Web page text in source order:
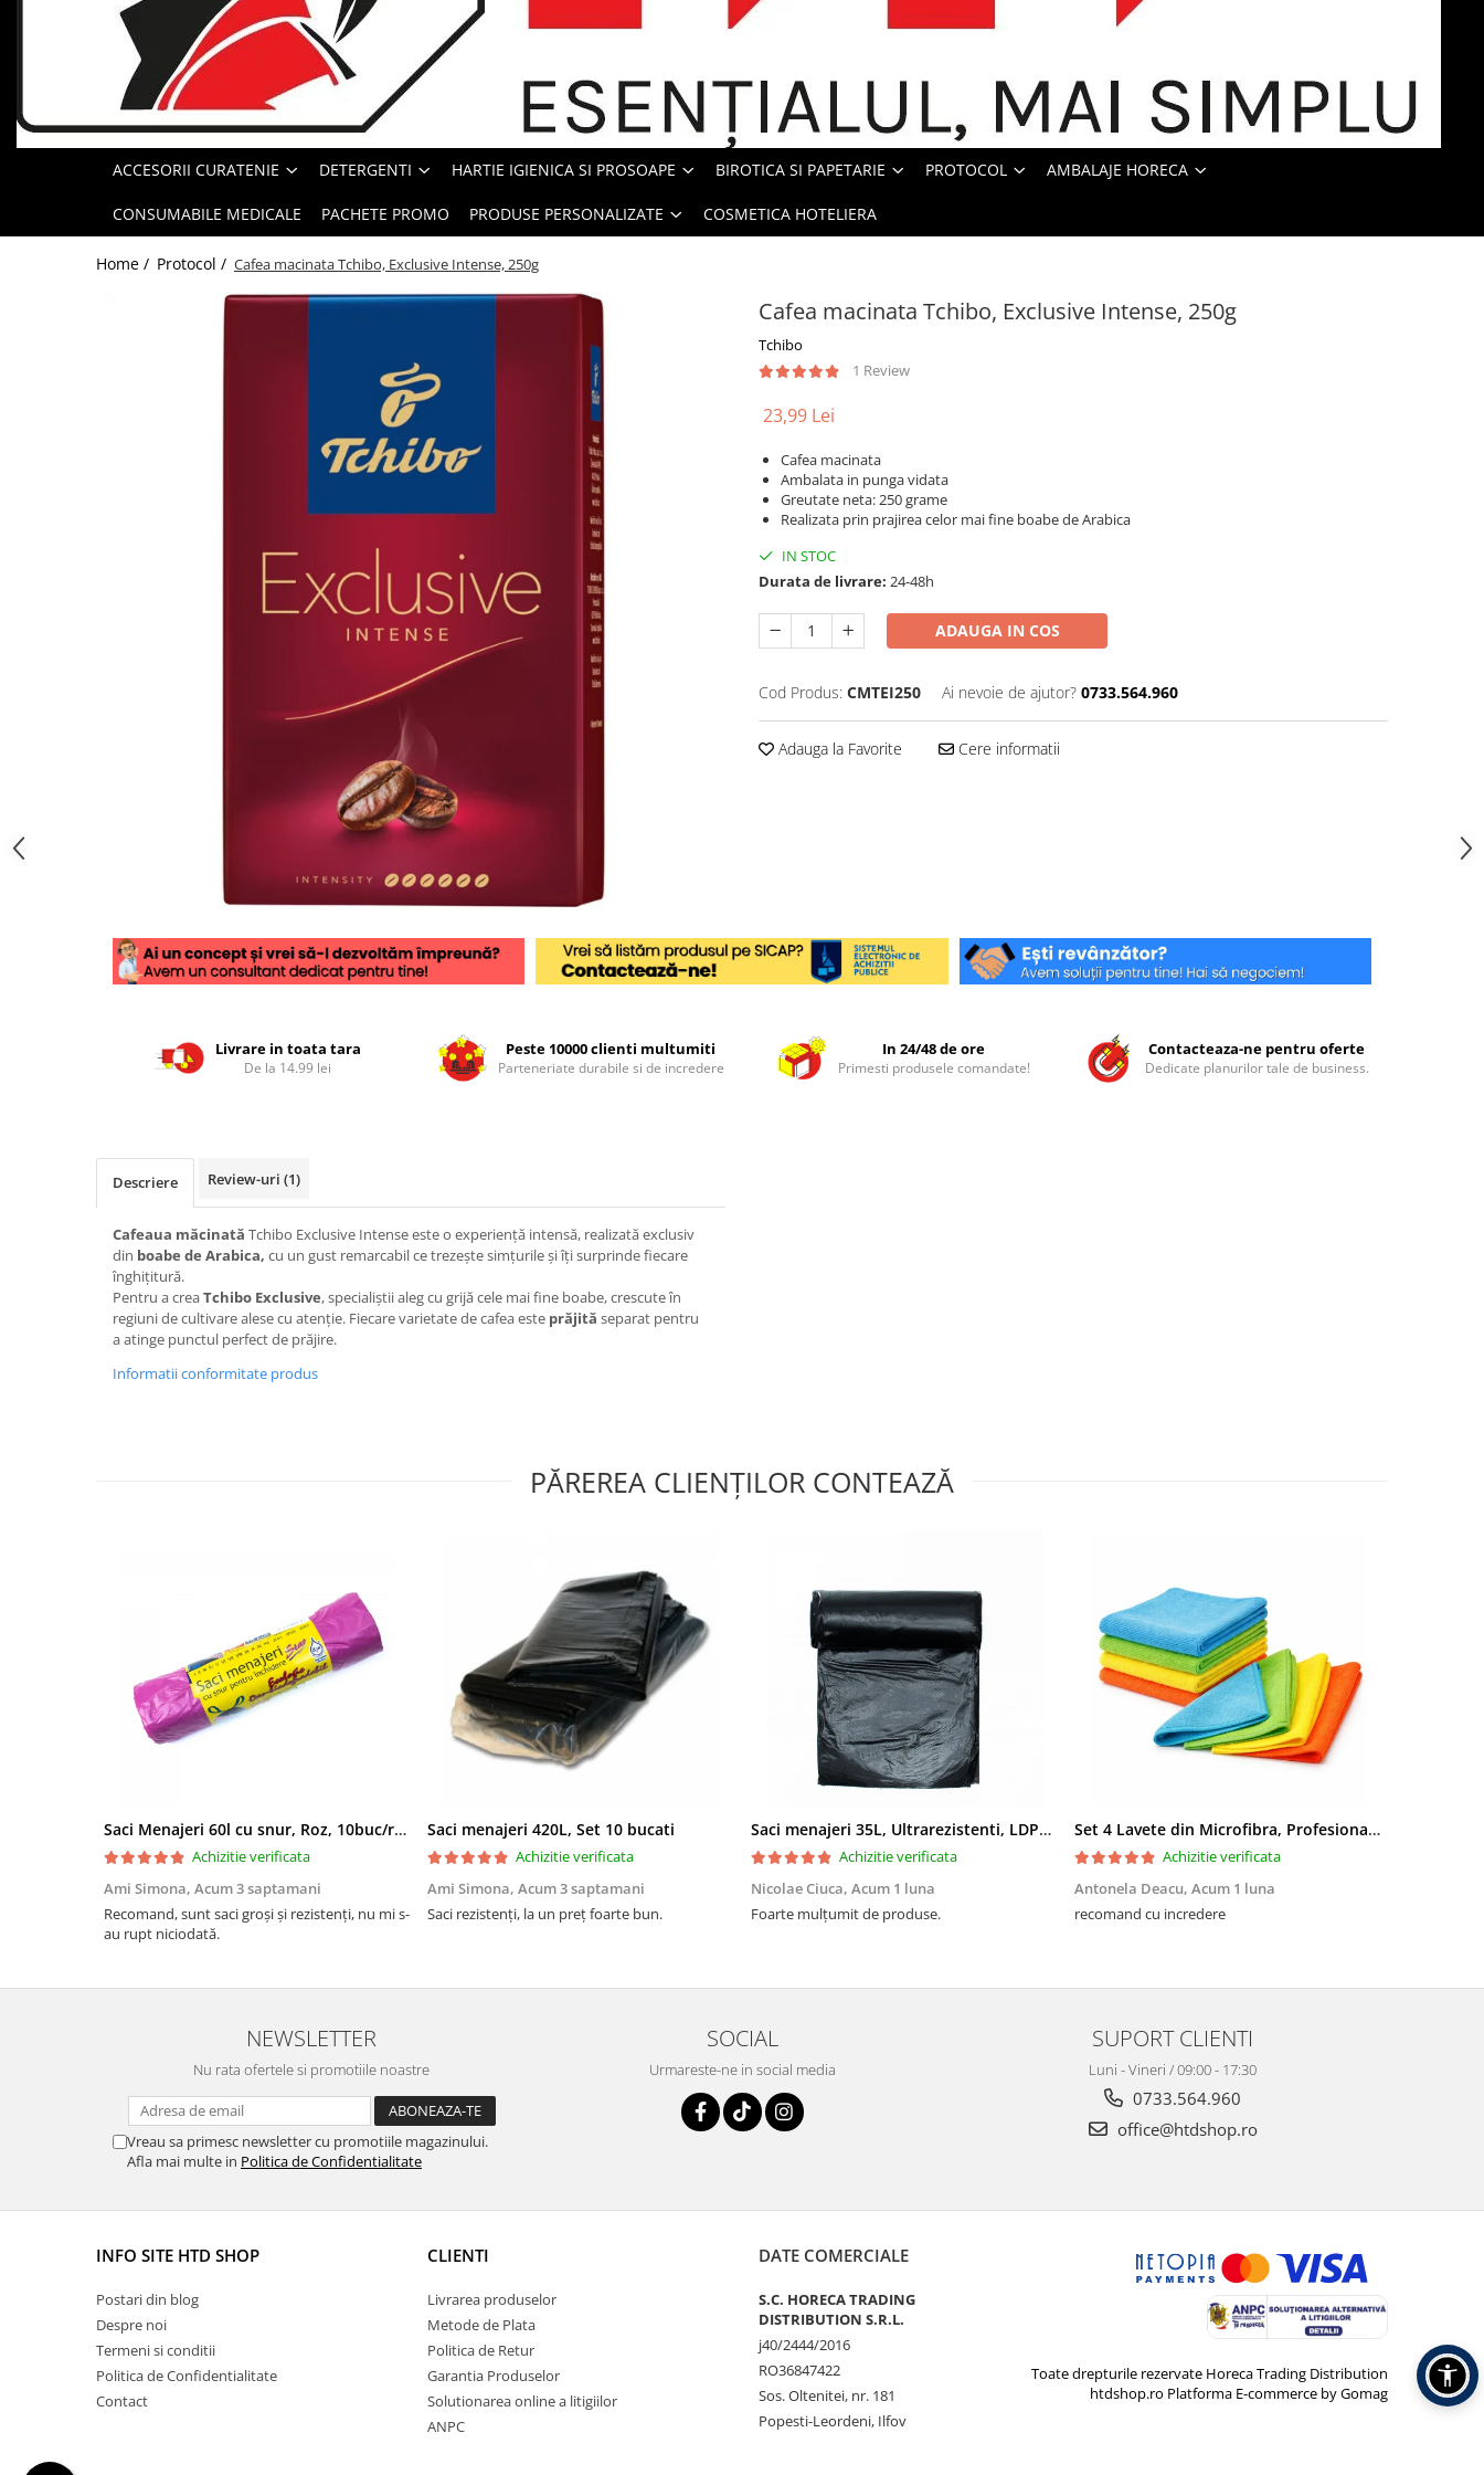
Intretinere masina de spalat
Insecticide si Capcane
Sapunuri
Solutii desfundat teviACCESORII CURATENIE DETERGENTI HARTIE IGIENICA SI PROSOAPE BIROTICA SI PAPETARIE PROTOCOL AMBALAJE HORECA
CONSUMABILE MEDICALE PACHETE PROMO PRODUSE PERSONALIZATE COSMETICA HOTELIERA
Home / Protocol / Cafea macinata Tchibo, Exclusive Intense, 250g
Cafea macinata Tchibo, Exclusive Intense, 250g
Tchibo
1 Review
23,99 Lei
Cafea macinata
Ambalata in punga vidata
Greutate neta: 250 grame
Realizata prin prajirea celor mai fine boabe de Arabica
IN STOC
Durata de livrare: 24-48h
ADAUGA IN COS
Cod Produs: CMTEI250 Ai nevoie de ajutor? 0733.564.960
Adauga la Favorite Cere informatii
Livrare in toata tara
De la 14.99 lei
Peste 10000 clienti multumiti
Parteneriate durabile si de incredere
In 24/48 de ore
Primesti produsele comandate!
Contacteaza-ne pentru oferte
Dedicate planurilor tale de business.
Descriere Review-uri (1)
Cafeaua măcinată Tchibo Exclusive Intense este o experiență intensă, realizată exclusiv
din boabe de Arabica, cu un gust remarcabil ce trezește simțurile și îți surprinde fiecare
înghițitură.
Pentru a creaTchibo Exclusive, specialiștii aleg cu grijă cele mai fine boabe, crescute în
regiuni de cultivare alese cu atenție. Fiecare varietate de cafea este prăjită separat pentru
a atinge punctul perfect de prăjire.
Informatii conformitate produs
PĂREREA CLIENȚILOR CONTEAZĂ
Saci Menajeri 60l cu snur, Roz, 10buc/rola
Achizitie verificata
Ami Simona, Acum 3 saptamani
Recomand, sunt saci groși și rezistenți, nu mi s-
au rupt niciodată.
Saci menajeri 420L, Set 10 bucati
Achizitie verificata
Ami Simona, Acum 3 saptamani
Saci rezistenți, la un preț foarte bun.
Saci menajeri 35L, Ultrarezistenti, LDPE, 15 buc/rola
Achizitie verificata
Nicolae Ciuca, Acum 1 luna
Foarte mulțumit de produse.
Set 4 Lavete din Microfibra, Profesionale, 4 culori, 30x30cm
Achizitie verificata
Antonela Deacu, Acum 1 luna
recomand cu incredere
NEWSLETTER
Nu rata ofertele si promotiile noastre
Vreau sa primesc newsletter cu promotiile magazinului.
Afla mai multe in Politica de Confidentialitate
SOCIAL
Urmareste-ne in social media
SUPORT CLIENTI
Luni - Vineri / 09:00 - 17:30
0733.564.960
office@htdshop.ro
INFO SITE HTD SHOP
Postari din blog
Despre noi
Termeni si conditii
Politica de Confidentialitate
Contact
CLIENTI
Livrarea produselor
Metode de Plata
Politica de Retur
Garantia Produselor
Solutionarea online a litigiilor
ANPC
DATE COMERCIALE
S.C. HORECA TRADING
DISTRIBUTION S.R.L.
j40/2444/2016
RO36847422
Sos. Oltenitei, nr. 181
Popesti-Leordeni, Ilfov
Toate drepturile rezervate Horeca Trading Distribution
htdshop.ro Platforma E-commerce by Gomag